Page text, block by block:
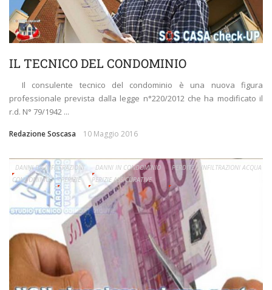
IL TECNICO DEL CONDOMINIO
Il consulente tecnico del condominio è una nuova figura
professionale prevista dalla legge n°220/2012 che ha modificato il
r.d. N° 79/1942 ...
Redazione Soscasa 10 Maggio 2016
DANNI DA INFILTRAZIONI DANNI IN CONDOMINIO
PERDITE E INFILTRAZIONI ACQUA
CONDOMINIO
PERIZIE PERIZIE ASSICURATIVE